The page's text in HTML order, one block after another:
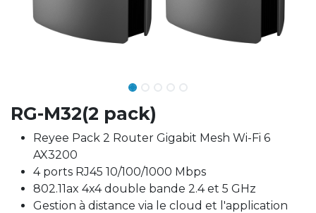
RG-M32(2 pack)
Reyee Pack 2 Router Gigabit Mesh Wi-Fi 6
AX3200
4 ports RJ45 10/100/1000 Mbps
802.11ax 4x4 double bande 2.4 et 5 GHz
Gestion à distance via le cloud et l'application